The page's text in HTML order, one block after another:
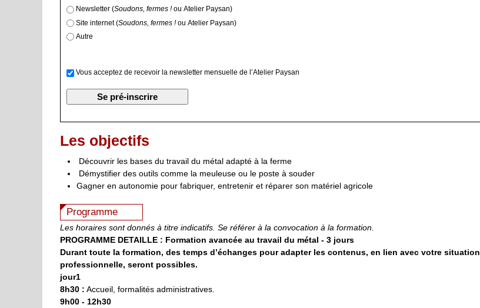
Newsletter (Soudons, fermes !ou Atelier Paysan)
Site internet (Soudons, fermes !ou Atelier Paysan)
Autre
Vous acceptez de recevoir la newsletter mensuelle de l’Atelier Paysan
Les objectifs
Découvrir les bases du travail du métal adapté à la ferme
Démystifier des outils comme la meuleuse ou le poste à souder
Gagner en autonomie pour fabriquer, entretenir et réparer son matériel agricole
Programme
Les horaires sont donnés à titre indicatifs. Se référer à la convocation à la formation.
PROGRAMME DETAILLE : Formation avancée au travail du métal - 3 jours
Durant toute la formation, des temps d’échanges pour adapter les contenus, en lien avec votre situation
professionnelle, seront possibles.
jour1
8h30 : Accueil, formalités administratives.
9h00 - 12h30